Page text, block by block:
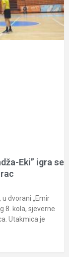
Eki” igra se
dvorani „Emir
8. kola, sjeverne
Utakmica je